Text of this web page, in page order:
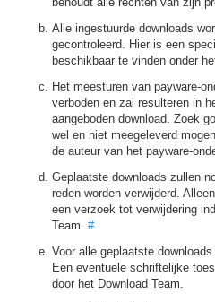
Alle ingestuurde downloads
gecontroleerd. Hier is een
beschikbaar te vinden onder
Het meesturen van payware-
verboden en zal resulteren in
aangeboden download. Zoek
wel en niet meegeleverd
de auteur van het payware-
Geplaatste downloads zullen
reden worden verwijderd.
een verzoek tot verwijdering
Team. #
Voor alle geplaatste
Een eventuele schriftelijke
door het Download Team.